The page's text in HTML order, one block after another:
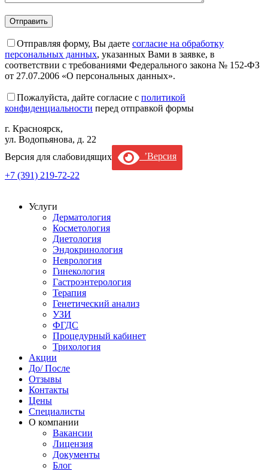
Отправляя форму, Вы даете согласие на обработку
персональных данных, указанных Вами в заявке, в
соответствии с требованиями Федерального закона № 152-ФЗ
от 27.07.2006 «О персональных данных».
Пожалуйста, дайте согласие c политикой
конфиденциальности перед отправкой формы
г. Красноярск,
ул. Водопьянова, д. 22
Версия для слабовидящих
’Версия
+7 (391) 219-72-22
Услуги
Дерматология
Косметология
Диетология
Эндокринология
Неврология
Гинекология
Гастроэнтерология
Терапия
Генетический анализ
УЗИ
ФГДС
Процедурный кабинет
Трихология
Акции
До/ После
Отзывы
Контакты
Цены
Специалисты
О компании
Вакансии
Лицензия
Документы
Блог